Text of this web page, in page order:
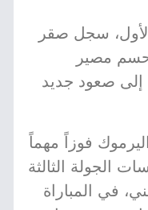
الأول، سجل صقر
حسم مصير
إلى صعود جديد
فوزاً مهماً
الجولة الثالثة
في المباراة